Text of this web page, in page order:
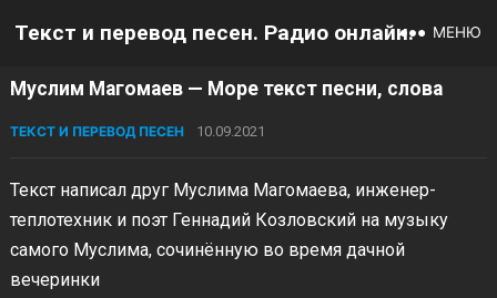
Текст и перевод песен. Радио онлайн. МЕНЮ
Муслим Магомаев — Море текст песни, слова
ТЕКСТ И ПЕРЕВОД ПЕСЕН 10.09.2021
Текст написал друг Муслима Магомаева, инженер-
теплотехник и поэт Геннадий Козловский на музыку
самого Муслима, сочинённую во время дачной
вечеринки